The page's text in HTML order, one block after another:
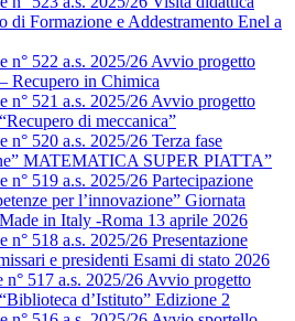
di Formazione e Addestramento Enel a
n° 522 a.s. 2025/26 Avvio progetto
Recupero in Chimica
n° 521 a.s. 2025/26 Avvio progetto
di meccanica”
n° 520 a.s. 2025/26 Terza fase
MATEMATICA SUPER PIATTA”
n° 519 a.s. 2025/26 Partecipazione
per l’innovazione” Giornata
in Italy -Roma 13 aprile 2026
n° 518 a.s. 2025/26 Presentazione
e presidenti Esami di stato 2026
n° 517 a.s. 2025/26 Avvio progetto
d’Istituto” Edizione 2